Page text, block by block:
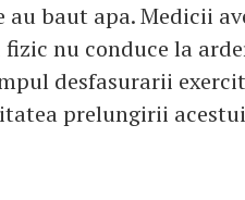
baut apa. Medicii
nu conduce la
desfasurarii
prelungirii